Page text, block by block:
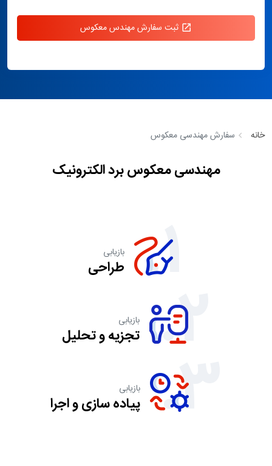
ثبت سفارش مهندس معکوس
خانه سفارش مهندسی معکوس
مهندسی معکوس برد الکترونیک
1. بازیابی
طراحی
2. بازیابی
تجزیه و تحلیل
3. بازیابی
پیاده سازی و اجرا